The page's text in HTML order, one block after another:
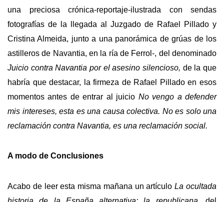
una preciosa crónica-reportaje-ilustrada con sendas
fotografías de la llegada al Juzgado de Rafael Pillado y
Cristina Almeida, junto a una panorámica de grúas de los
astilleros de Navantia, en la ría de Ferrol-, del denominado
Juicio contra Navantia por el asesino silencioso, de la que
habría que destacar, la firmeza de Rafael Pillado en esos
momentos antes de entrar al juicio No vengo a defender
mis intereses, esta es una causa colectiva. No es solo una
reclamación contra Navantia, es una reclamación social.
A modo de Conclusiones
Acabo de leer esta misma mañana un artículoLa ocultada